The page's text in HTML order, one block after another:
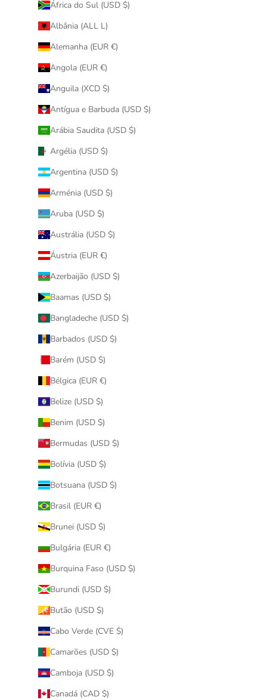
África do Sul (USD $)
Albânia (ALL L)
Alemanha (EUR €)
Angola (EUR €)
Anguila (XCD $)
Antígua e Barbuda (USD $)
Arábia Saudita (USD $)
Argélia (USD $)
Argentina (USD $)
Arménia (USD $)
Aruba (USD $)
Austrália (USD $)
Áustria (EUR €)
Azerbaijão (USD $)
Baamas (USD $)
Bangladeche (USD $)
Barbados (USD $)
Barém (USD $)
Bélgica (EUR €)
Belize (USD $)
Benim (USD $)
Bermudas (USD $)
Bolívia (USD $)
Botsuana (USD $)
Brasil (EUR €)
Brunei (USD $)
Bulgária (EUR €)
Burquina Faso (USD $)
Burundi (USD $)
Butão (USD $)
Cabo Verde (CVE $)
Camarões (USD $)
Camboja (USD $)
Canadá (CAD $)